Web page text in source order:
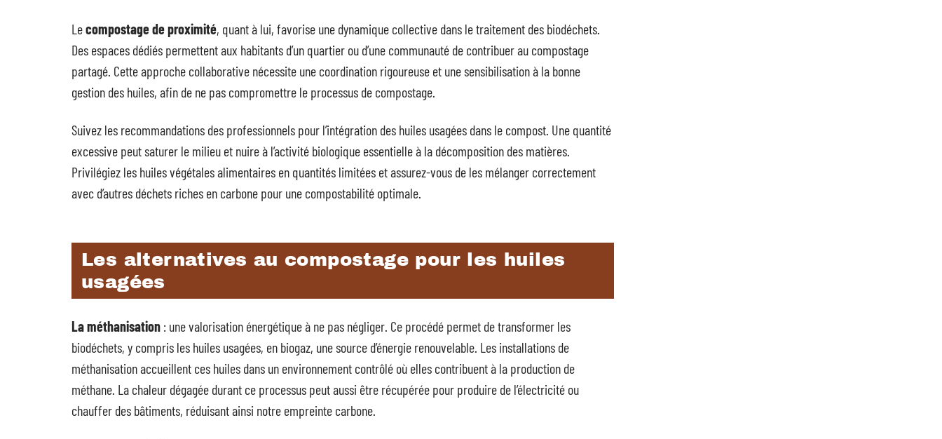
Lecompostage de proximité, quant à lui, favorise une dynamique collective dans le traitement des biodéchets.
Des espaces dédiés permettent aux habitants d’un quartier ou d’une communauté de contribuer au compostage
partagé. Cette approche collaborative nécessite une coordination rigoureuse et une sensibilisation à la bonne
gestion des huiles, afin de ne pas compromettre le processus de compostage.
Suivez les recommandations des professionnels pour l’intégration des huiles usagées dans le compost. Une quantité
excessive peut saturer le milieu et nuire à l’activité biologique essentielle à la décomposition des matières.
Privilégiez les huiles végétales alimentaires en quantités limitées et assurez-vous de les mélanger correctement
avec d’autres déchets riches en carbone pour une compostabilité optimale.
Les alternatives au compostage pour les huiles
usagées
La méthanisation : une valorisation énergétique à ne pas négliger. Ce procédé permet de transformer les
biodéchets, y compris les huiles usagées, en biogaz, une source d’énergie renouvelable. Les installations de
méthanisation accueillent ces huiles dans un environnement contrôlé où elles contribuent à la production de
méthane. La chaleur dégagée durant ce processus peut aussi être récupérée pour produire de l’électricité ou
chauffer des bâtiments, réduisant ainsi notre empreinte carbone.